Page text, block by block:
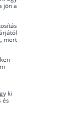
jön a
mert
ki
és